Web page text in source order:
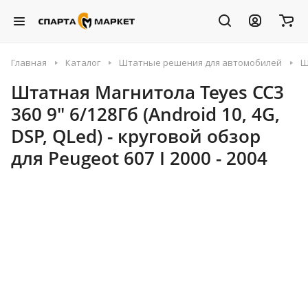
Главная Каталог Штатные решения для автомобилей
Штатная Магнитола Teyes CC3
360 9" 6/128Гб (Android 10, 4G,
DSP, QLed) - круговой обзор
для Peugeot 607 I 2000 - 2004